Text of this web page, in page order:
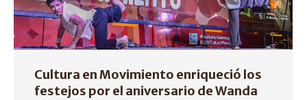
Cultura en Movimiento enriqueció los
festejos por el aniversario de Wanda